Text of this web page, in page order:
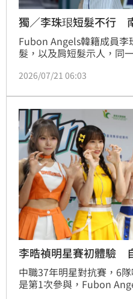
獨／李珠珢短髮不行
Fubon Angels韓籍成員李
髮，以及肩短髮示人，同
受《三立新聞網》採訪時
話會剪掉。」
2026/07/21 06:03
李晧禎明星賽初體驗
中職37年明星對抗賽，6
是第1次參與，Fubon